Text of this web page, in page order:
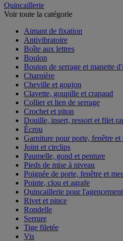
Quincaillerie
Voir toute la catégorie
Aimant de fixation
Antivibratoire
Boîte aux lettres
Boulon
Bouton de serrage et manette
Charnière
Cheville et goujon
Clavette, goupille et crapaud
Collier et lien de serrage
Crochet et piton
Douille, insert, ressort et filet
Écrou
Garniture pour porte, fenêtre et
Joint et circlips
Paumelle, gond et penture
Pieds de mise à niveau
Poignée de porte, fenêtre et
Pointe, clou et agrafe
Quincaillerie pour l'agencement
Rivet et pince
Rondelle
Serrure
Tige filetée
Vis